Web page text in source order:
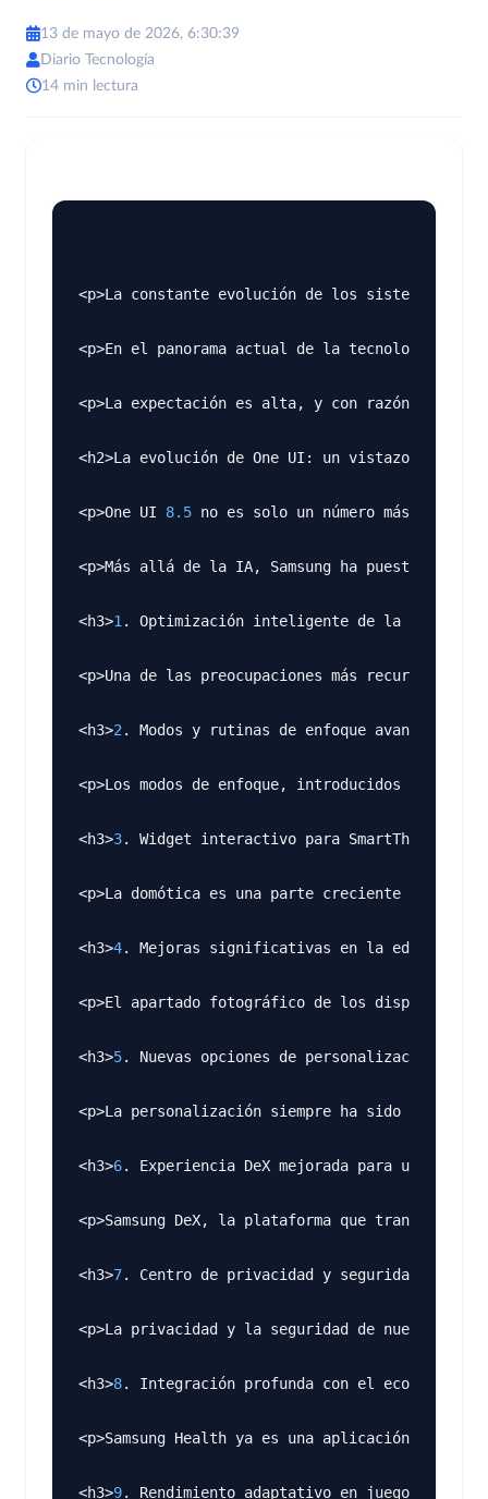
13 de mayo de 2026, 6:30:39
Diario Tecnología
14 min lectura
<p>La constante evolución de los sistemas
<p>En el panorama actual de la tecnología
<p>La expectación es alta, y con razón. Las
<h2>La evolución de One UI: un vistazo a las
<p>One UI 8.5 no es solo un número más; es
<p>Más allá de la IA, Samsung ha puesto un
<h3>1 . Optimización inteligente de la batería
<p>Una de las preocupaciones más
<h3>2 . Modos y rutinas de enfoque avanzados
<p>Los modos de enfoque, introducidos en
<h3>3. Widget interactivo para SmartThings y
<p>La domótica es una parte creciente de
<h3>4. Mejoras significativas en la edición de
<p>El apartado fotográfico de los dispositivos
<h3>5. Nuevas opciones de personalización
<p>La personalización siempre ha sido un
<h3>6. Experiencia DeX mejorada para una
<p>Samsung DeX, la plataforma que
<h3>7. Centro de privacidad y seguridad
<p>La privacidad y la seguridad de nuestros
<h3>8. Integración profunda con el ecosistema
<p>Samsung Health ya es una aplicación
<h3>9. Rendimiento adaptativo en juegos con